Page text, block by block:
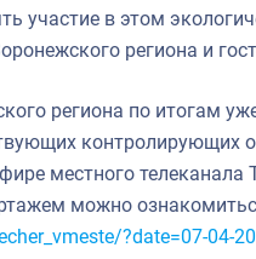
участие в этом
региона и
региона по итогам
контролирующих
местного телеканала
можно
?date=07-04-